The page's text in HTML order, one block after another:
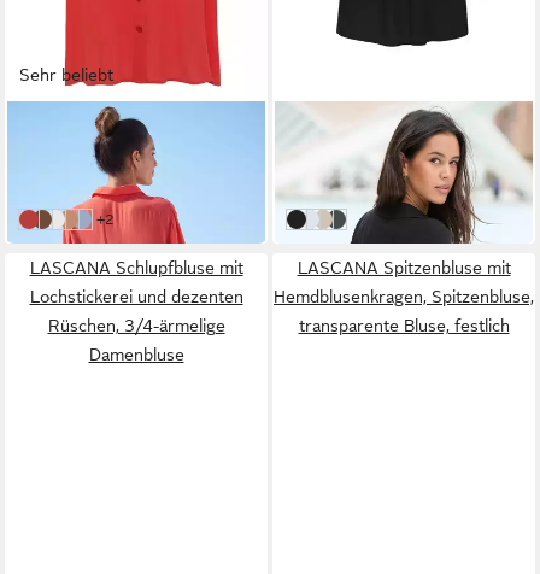
Sehr beliebt
Longbluse mit Knopfleiste,
Kurzarmbluse, Blusenkleid,
sommerlich
korallrot
braun
weißpeach
hellblauweitere Farben:
+2
LASCANA
Schlupfbluse mit 3/4-
Ärmeln, Damenbluse für den
Alltag oder festliche Anlässe
49,99 €
schwarz
weißchampagner
petrol
LASCANA Schlupfbluse mit
Lochstickerei und dezenten
Rüschen, 3/4-ärmelige
Damenbluse
LASCANA Spitzenbluse mit
Hemdblusenkragen, Spitzenbluse,
transparente Bluse, festlich